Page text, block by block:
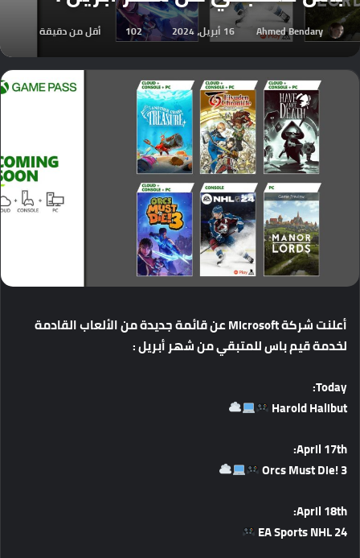
Ahmed Bendary 16 أبريل، 2024 102 أقل من دقيقة
أعلنتشركة عنقائمةجديدةمنالألعابالقادمة
لخدمةقيمباسللمتبقيمنشهرأبريل:
Today:
Harold Halibut
April 17th:
Orcs Must Die! 3
April 18th:
EA Sports NHL 24